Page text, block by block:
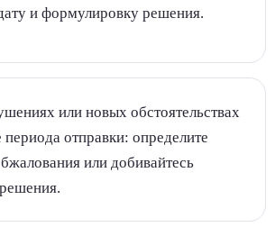
и формулировку решения.
или новых обстоятельствах
отправки: определите
или добивайтесь